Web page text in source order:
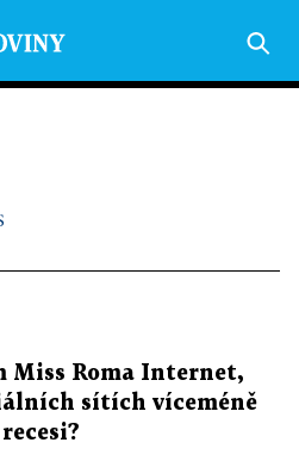
Miss Roma Internet,
sítích víceméně